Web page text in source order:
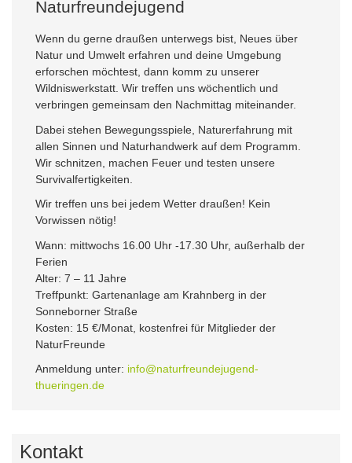
Naturfreundejugend
Wenn du gerne draußen unterwegs bist, Neues über
Natur und Umwelt erfahren und deine Umgebung
erforschen möchtest, dann komm zu unserer
Wildniswerkstatt. Wir treffen uns wöchentlich und
verbringen gemeinsam den Nachmittag miteinander.
Dabei stehen Bewegungsspiele, Naturerfahrung mit
allen Sinnen und Naturhandwerk auf dem Programm.
Wir schnitzen, machen Feuer und testen unsere
Survivalfertigkeiten.
Wir treffen uns bei jedem Wetter draußen! Kein
Vorwissen nötig!
Wann: mittwochs 16.00 Uhr -17.30 Uhr, außerhalb der
Ferien
Alter: 7 – 11 Jahre
Treffpunkt: Gartenanlage am Krahnberg in der
Sonneborner Straße
Kosten: 15 €/Monat, kostenfrei für Mitglieder der
NaturFreunde
Anmeldung unter: info@naturfreundejugend-
thueringen.de
Kontakt